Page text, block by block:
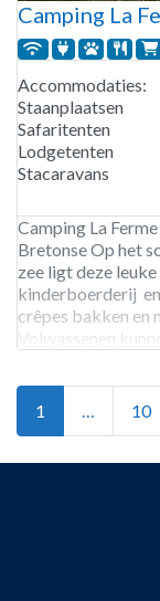
Camping La
Accommodaties:
Staanplaatsen
Safaritenten
Lodgetenten
Stacaravans
Camping La
Bretonse Op het
zee ligt deze
kinderboerderij
crêpes bakken en
Volwassenen
1 … 10